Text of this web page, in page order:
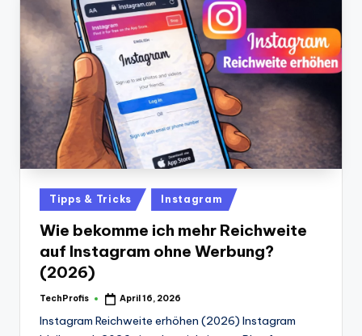
Posted
in
Tipps & Tricks Instagram
Wie bekomme ich mehr Reichweite
auf Instagram ohne Werbung?
(2026)
Posted
TechProfis April 16, 2026
Instagram Reichweite erhöhen (2026) Instagram